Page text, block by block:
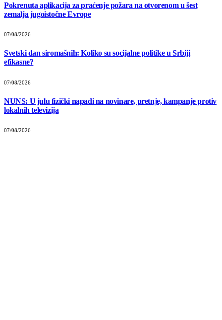
Pokrenuta aplikacija za praćenje požara na otvorenom u šest
zemalja jugoistočne Evrope
07/08/2026
Svetski dan siromašnih: Koliko su socijalne politike u Srbiji
efikasne?
07/08/2026
NUNS: U julu fizički napadi na novinare, pretnje, kampanje protiv
lokalnih televizija
07/08/2026